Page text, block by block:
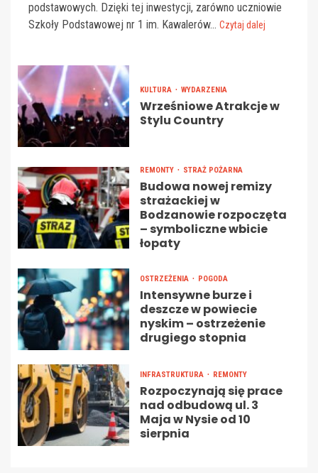
podstawowych. Dzięki tej inwestycji, zarówno uczniowie
Szkoły Podstawowej nr 1 im. Kawalerów... Czytaj dalej
KULTURA WYDARZENIA
Wrześniowe Atrakcje w
Stylu Country
REMONTY STRAŻ POŻARNA
Budowa nowej remizy
strażackiej w
Bodzanowie rozpoczęta
– symboliczne wbicie
łopaty
OSTRZEŻENIA POGODA
Intensywne burze i
deszcze w powiecie
nyskim – ostrzeżenie
drugiego stopnia
INFRASTRUKTURA REMONTY
Rozpoczynają się prace
nad odbudową ul. 3
Maja w Nysie od 10
sierpnia